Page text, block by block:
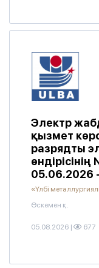
Электр
қызмет
разрядты
05.06.2026
«Үлбі
Өскемен қ.
05.08.2026 | 677